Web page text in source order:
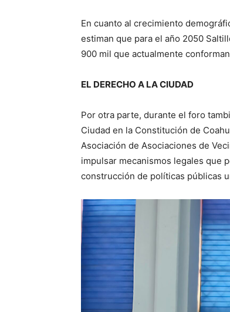
En cuanto al crecimiento
estiman que para el año 2050
900 mil que actualmente
EL DERECHO A LA CIUDAD
Por otra parte, durante el foro
Ciudad en la Constitución de
Asociación de Asociaciones de
impulsar mecanismos legales que
construcción de políticas públicas